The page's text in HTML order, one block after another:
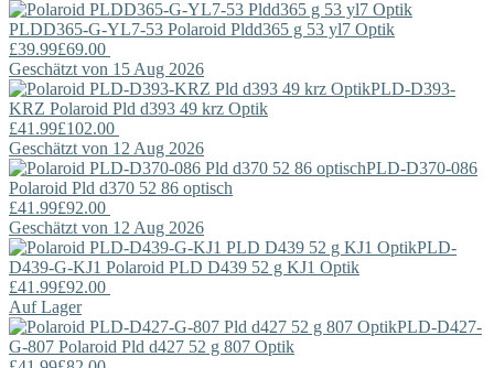
PLDD365-G-YL7-53 Polaroid Pldd365 g 53 yl7 Optik
£39.99£69.00
Geschätzt von 15 Aug 2026
PLD-D393-
KRZ Polaroid Pld d393 49 krz Optik
£41.99£102.00
Geschätzt von 12 Aug 2026
PLD-D370-086
Polaroid Pld d370 52 86 optisch
£41.99£92.00
Geschätzt von 12 Aug 2026
PLD-
D439-G-KJ1 Polaroid PLD D439 52 g KJ1 Optik
£41.99£92.00
Auf Lager
PLD-D427-
G-807 Polaroid Pld d427 52 g 807 Optik